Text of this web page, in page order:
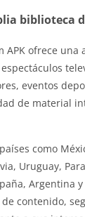
biblioteca
APK ofrece una
eventos
de material
como
Uruguay,
Argentina
contenido,